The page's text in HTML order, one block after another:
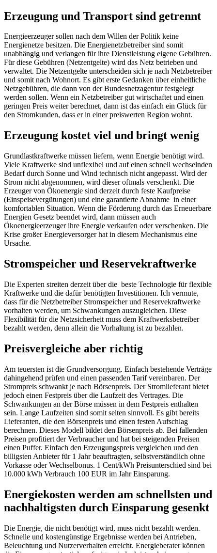
Erzeugung und Transport sind getrennt
Energieerzeuger sollen nach dem Willen der Politik keine
Energienetze besitzen. Die Energienetzbetreiber sind somit
unabhängig und verlangen für ihre Dienstleistung eigene Gebühren.
Für diese Gebühren (Netzentgelte) wird das Netz betrieben und
verwaltet. Die Netzentgelte unterscheiden sich je nach Netzbetreiber
und somit nach Wohnort. Es gibt erste Gedanken über einheitliche
Netzgebühren, die dann von der Bundesnetzagentur festgelegt
werden sollen. Wenn ein Netzbetreiber gut wirtschaftet und einen
geringen Preis weiter berechnet, dann ist das einfach ein Glück für
den Stromkunden, dass er in einer preiswerten Region wohnt.
Erzeugung kostet viel und bringt wenig
Grundlastkraftwerke müssen liefern, wenn Energie benötigt wird.
Viele Kraftwerke sind unflexibel und auf einen schnell wechselnden
Bedarf durch Sonne und Wind technisch nicht angepasst. Wird der
Strom nicht abgenommen, wird dieser oftmals verschenkt. Die
Erzeuger von Ökoenergie sind derzeit durch feste Kaufpreise
(Einspeisevergütungen) und eine garantierte Abnahme in einer
komfortablen Situation. Wenn die Förderung durch das Erneuerbare
Energien Gesetz beendet wird, dann müssen auch
Ökoenergieerzeuger ihre Energie verkaufen oder verschenken. Die
Krise großer Energieversorger hat in diesem Mechanismus eine
Ursache.
Stromspeicher und Reservekraftwerke
Die Experten streiten derzeit über die beste Technologie für flexible
Kraftwerke und die dafür benötigten Investitionen. Ich vermute,
dass für die Netzbetreiber Stromspeicher und Reservekraftwerke
vorhalten werden, um Schwankungen auszugleichen. Diese
Flexibilität für die Netzsicherheit muss dem Kraftwerksbetreiber
bezahlt werden, denn allein die Vorhaltung ist zu bezahlen.
Preisvergleiche aber richtig
Am teuersten ist die Grundversorgung. Einfach bestehende Verträge
dahingehend prüfen und einen passenden Tarif vereinbaren. Der
Strompreis schwankt je nach Börsenpreis. Der Stromlieferant bietet
jedoch einen Festpreis über die Laufzeit des Vertrages. Die
Schwankungen an der Börse müssen in dem Festpreis enthalten
sein. Lange Laufzeiten sind somit selten sinnvoll. Es gibt bereits
Lieferanten, die den Börsenpreis und einen festen Aufschlag
berechnen. Dieses Modell bildet den Börsenpreis ab. Bei fallenden
Preisen profitiert der Verbraucher und hat bei steigenden Preisen
einen Puffer. Einfach den Erzeugungspreis vergleichen und den
billigsten Anbieter für 1 Jahr beauftragten, selbstverständlich ohne
Vorkasse oder Wechselbonus. 1 Cent/kWh Preisunterschied sind bei
10.000 kWh Verbrauch 100 EUR im Jahr Einsparung.
Energiekosten werden am schnellsten und
nachhaltigsten durch Einsparung gesenkt
Die Energie, die nicht benötigt wird, muss nicht bezahlt werden.
Schnelle und kostengünstige Ergebnisse werden bei Antrieben,
Beleuchtung und Nutzerverhalten erreicht. Energieberater können